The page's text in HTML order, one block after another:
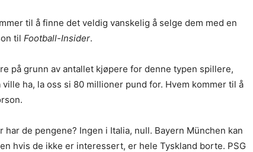
til å finne det veldig vanskelig å selge dem med en
til Football-Insider.
på grunn av antallet kjøpere for denne typen spillere,
ha, la oss si 80 millioner pund for. Hvem kommer til å
de pengene? Ingen i Italia, null. Bayern München kan
hvis de ikke er interessert, er hele Tyskland borte. PSG